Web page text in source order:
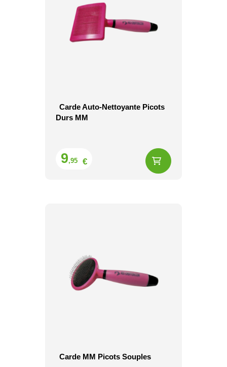
Carde Auto-Nettoyante Picots
Durs MM
9,95 €
Carde MM Picots Souples